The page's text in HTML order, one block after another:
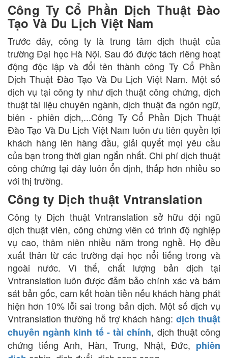
Công Ty Cổ Phần Dịch Thuật Đào
Tạo Và Du Lịch Việt Nam
Trước đây, công ty là trung tâm dịch thuật của
trường Đại học Hà Nội. Sau đó được tách riêng hoạt
động độc lập và đổi tên thành công Ty Cổ Phần
Dịch Thuật Đào Tạo Và Du Lịch Việt Nam. Một số
dịch vụ tại công ty như dịch thuật công chứng, dịch
thuật tài liệu chuyên ngành, dịch thuật đa ngôn ngữ,
biên - phiên dịch,...Công Ty Cổ Phần Dịch Thuật
Đào Tạo Và Du Lịch Việt Nam luôn ưu tiên quyền lợi
khách hàng lên hàng đầu, giải quyết mọi yêu cầu
của bạn trong thời gian ngắn nhất. Chi phí dịch thuật
công chứng tại đây luôn ổn định, thấp hơn nhiều so
với thị trường.
Công ty Dịch thuật Vntranslation
Công ty Dịch thuật Vntranslation sở hữu đội ngũ
dịch thuật viên, công chứng viên có trình độ nghiệp
vụ cao, thâm niên nhiều năm trong nghề. Họ đều
xuất thân từ các trường đại học nổi tiếng trong và
ngoài nước. Vì thế, chất lượng bản dịch tại
Vntranslation luôn được đảm bảo chính xác và bám
sát bản gốc, cam kết hoàn tiền nếu khách hàng phát
hiện hơn 10% lỗi sai trong bản dịch. Một số dịch vụ
Vntranslation thường hỗ trợ khách hàng: dịch thuật
chuyên ngành kinh tế - tài chính, dịch thuật công
chứng tiếng Anh, Hàn, Trung, Nhật, Đức, phiên